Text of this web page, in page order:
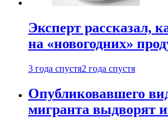
Эксперт рассказал,
на «новогодних»
3 года спустя2 года спустя
Опубликовавшего
мигранта выдворят